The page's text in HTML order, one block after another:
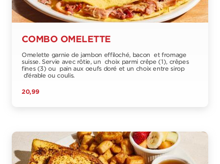
COMBO OMELETTE
Omelette garnie de jambon effiloché, bacon et fromage
suisse. Servie avec rôtie, un choix parmi crêpe (1), crêpes
fines (3) ou pain aux oeufs doré et un choix entre sirop
d’érable ou coulis.
20,99